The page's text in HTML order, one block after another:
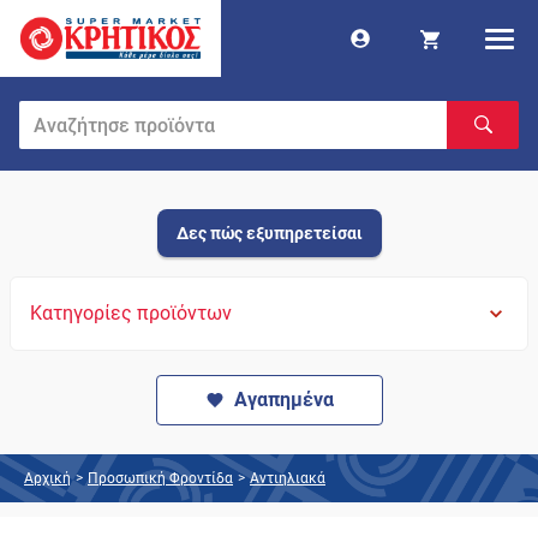
Δες πώς εξυπηρετείσαι
Κατηγορίες προϊόντων
Αγαπημένα
Αρχική > Προσωπική Φροντίδα > Αντιηλιακά